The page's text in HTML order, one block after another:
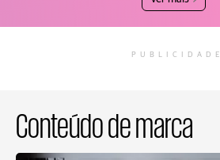
PUBLICIDADE
Conteúdo de marca